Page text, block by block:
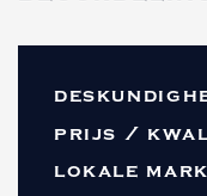
prijs /
lokale